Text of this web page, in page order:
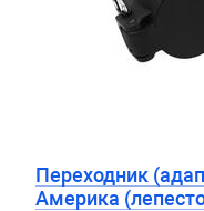
Переходник
Америка